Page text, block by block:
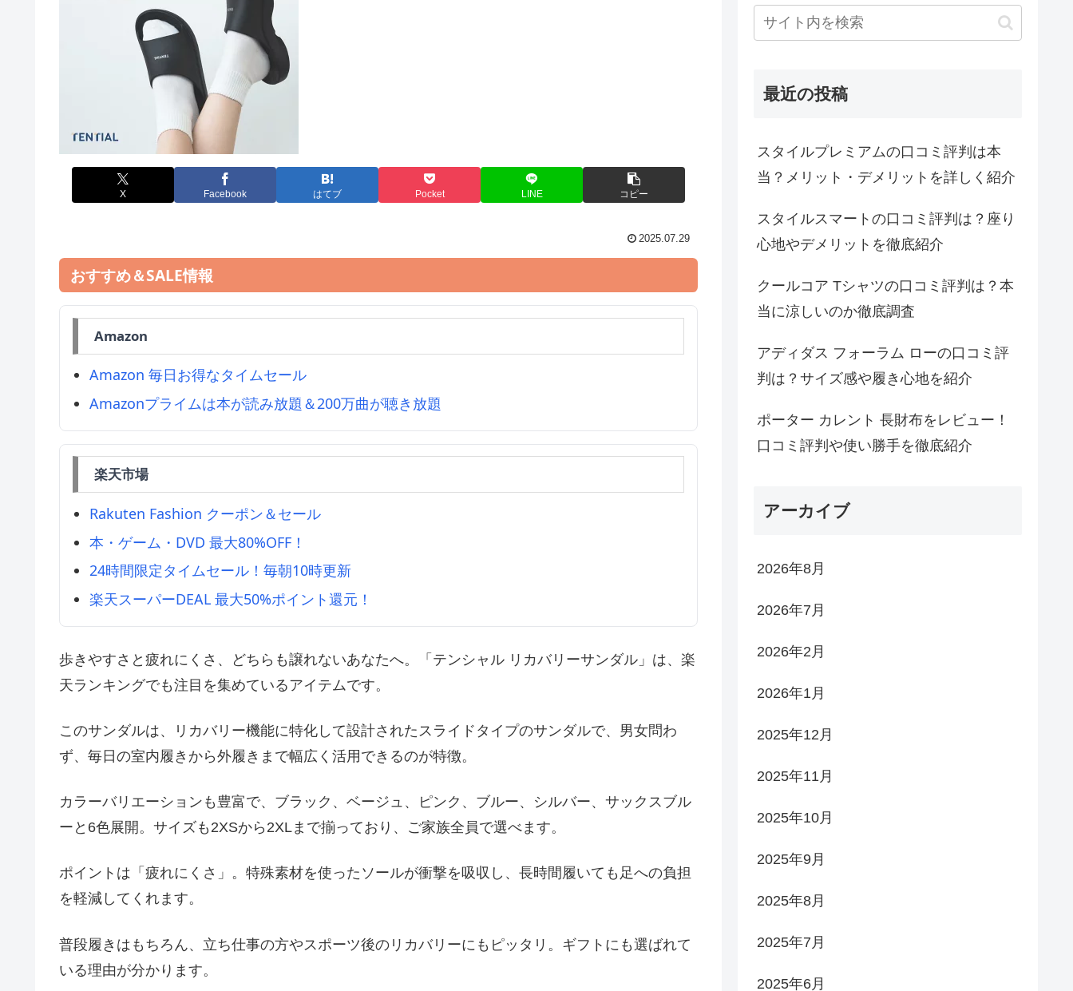
X Facebook はてブ Pocket LINE コピー
2025.07.29
おすすめ＆SALE情報
Amazon
Amazon 毎日お得なタイムセール
Amazonプライムは本が読み放題＆200万曲が聴き放題
楽天市場
Rakuten Fashion クーポン＆セール
本・ゲーム・DVD 最大80%OFF！
24時間限定タイムセール！毎朝10時更新
楽天スーパーDEAL 最大50%ポイント還元！
歩きやすさと疲れにくさ、どちらも譲れないあなたへ。「テンシャル リカバリーサンダル」は、楽
天ランキングでも注目を集めているアイテムです。
このサンダルは、リカバリー機能に特化して設計されたスライドタイプのサンダルで、男女問わ
ず、毎日の室内履きから外履きまで幅広く活用できるのが特徴。
カラーバリエーションも豊富で、ブラック、ベージュ、ピンク、ブルー、シルバー、サックスブル
ーと6色展開。サイズも2XSから2XLまで揃っており、ご家族全員で選べます。
ポイントは「疲れにくさ」。特殊素材を使ったソールが衝撃を吸収し、長時間履いても足への負担
を軽減してくれます。
普段履きはもちろん、立ち仕事の方やスポーツ後のリカバリーにもピッタリ。ギフトにも選ばれて
いる理由が分かります。
最近の投稿
スタイルプレミアムの口コミ評判は本
当？メリット・デメリットを詳しく紹介
スタイルスマートの口コミ評判は？座り
心地やデメリットを徹底紹介
クールコア Tシャツの口コミ評判は？本
当に涼しいのか徹底調査
アディダス フォーラム ローの口コミ評
判は？サイズ感や履き心地を紹介
ポーター カレント 長財布をレビュー！
口コミ評判や使い勝手を徹底紹介
アーカイブ
2026年8月
2026年7月
2026年2月
2026年1月
2025年12月
2025年11月
2025年10月
2025年9月
2025年8月
2025年7月
2025年6月